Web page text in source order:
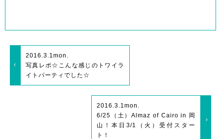
2016.3.1 mon.
写真レポ☆こんな感じのトワイラ
イトパーティでした☆
2016.3.1 mon.
6/25（土）Almaz of Cairo in 岡
山！本日3/1（火）受付スター
ト！